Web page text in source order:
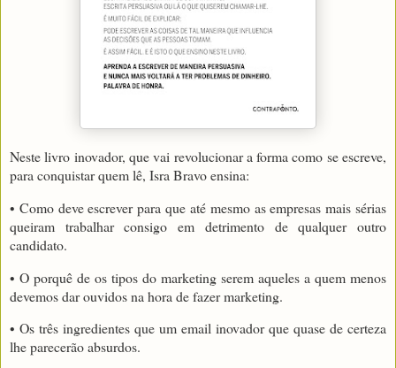
Neste livro inovador, que vai revolucionar a forma como se escreve,
para conquistar quem lê, Isra Bravo ensina:
• Como deve escrever para que até mesmo as empresas mais sérias
queiram trabalhar consigo em detrimento de qualquer outro
candidato.
• O porquê de os tipos do marketing serem aqueles a quem menos
devemos dar ouvidos na hora de fazer marketing.
• Os três ingredientes que um email inovador que quase de certeza
lhe parecerão absurdos.